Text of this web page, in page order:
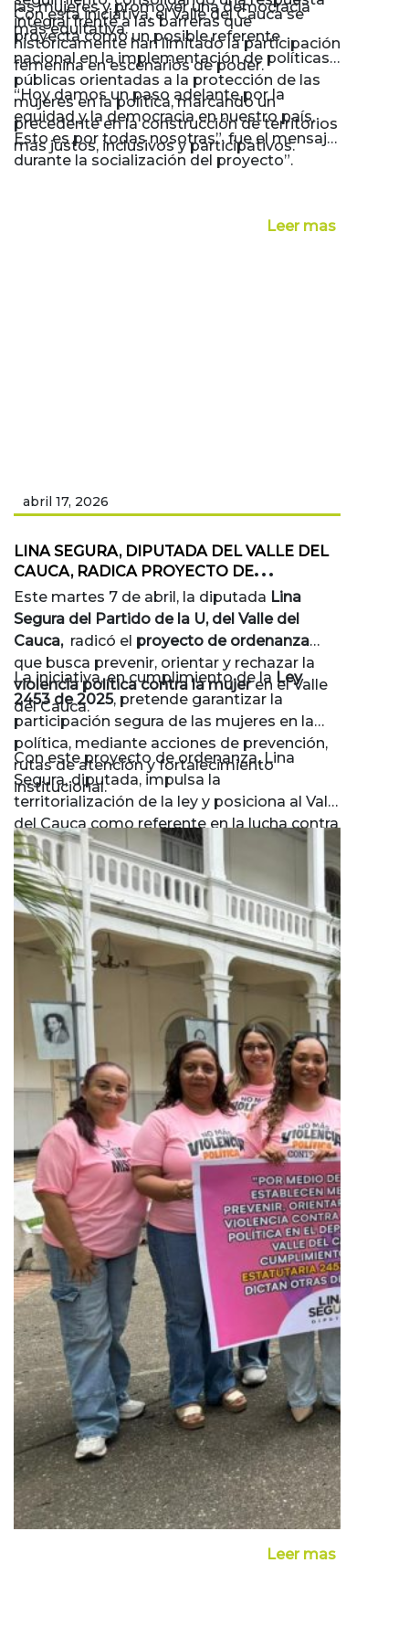
las mujeres y promover una democracia
más equitativa.
integral frente a las barreras que
históricamente han limitado la participación
femenina en escenarios de poder.
Con esta iniciativa, el Valle del Cauca se
proyecta como un posible referente
nacional en la implementación de políticas
públicas orientadas a la protección de las
mujeres en la política, marcando un
precedente en la construcción de territorios
más justos, inclusivos y participativos.
“Hoy damos un paso adelante por la
equidad y la democracia en nuestro país.
Esto es por todas nosotras”, fue el mensaje
durante la socialización del proyecto”.
Leer mas
abril 17, 2026
LINA SEGURA, DIPUTADA DEL VALLE DEL
CAUCA, RADICA PROYECTO DE
ORDENANZA CONTRA LA VIOLENCIA
POLÍTICA HACIA LA MUJER
Este martes 7 de abril, la diputada Lina
Segura del Partido de la U, del Valle del
Cauca, radicó el proyecto de ordenanza
que busca prevenir, orientar y rechazar la
violencia política contra la mujeren el Valle
del Cauca.
La iniciativa, en cumplimiento de la Ley
2453 de 2025, pretende garantizar la
participación segura de las mujeres en la
política, mediante acciones de prevención,
rutas de atención y fortalecimiento
institucional.
Con este proyecto de ordenanza, Lina
Segura, diputada, impulsa la
territorialización de la ley y posiciona al Valle
del Cauca como referente en la lucha contra
la violencia política contra la mujer.
Leer mas